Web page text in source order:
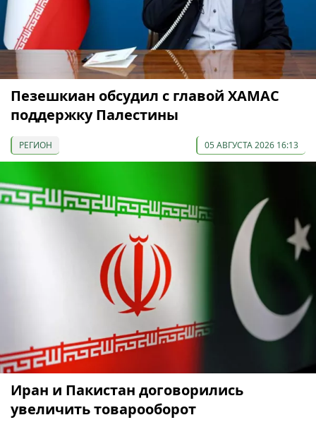
Пезешкиан обсудил с главой ХАМАС
поддержку Палестины
РЕГИОН 05 АВГУСТА 2026 16:13
Иран и Пакистан договорились
увеличить товарооборот